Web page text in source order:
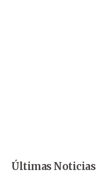
Últimas Noticias